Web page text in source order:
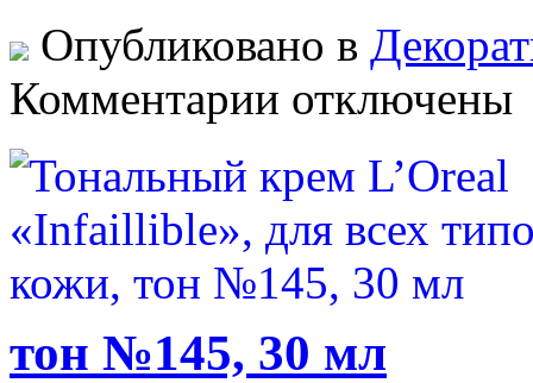
Опубликовано в
Комментарии записи
Maybelline
«Affinitone»,
№05,
7,5
мл
отключены
тон №145, 30 мл